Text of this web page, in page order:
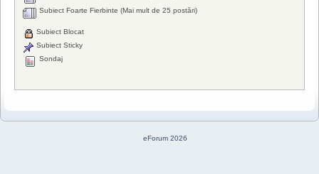
Subiect Foarte Fierbinte (Mai mult de 25 postări)
Subiect Blocat
Subiect Sticky
Sondaj
eForum 2026